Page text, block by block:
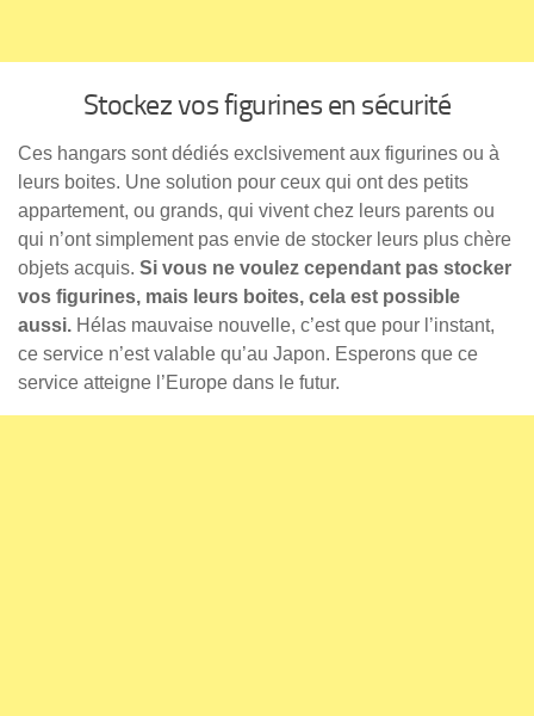
Stockez vos figurines en sécurité
Ces hangars sont dédiés exclsivement aux figurines ou à
leurs boites. Une solution pour ceux qui ont des petits
appartement, ou grands, qui vivent chez leurs parents ou
qui n’ont simplement pas envie de stocker leurs plus chère
objets acquis. Si vous ne voulez cependant pas stocker
vos figurines, mais leurs boites, cela est possible
aussi. Hélas mauvaise nouvelle, c’est que pour l’instant,
ce service n’est valable qu’au Japon. Esperons que ce
service atteigne l’Europe dans le futur.